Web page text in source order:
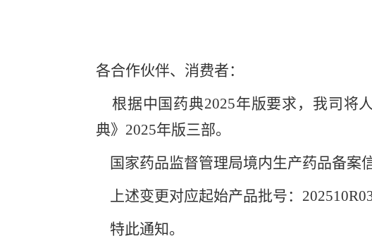
各合作伙伴、消费者：
根据中国药典2025年版要求，我司将
典》2025年版三部。
国家药品监督管理局境内生产药品备案
上述变更对应起始产品批号：
特此通知。